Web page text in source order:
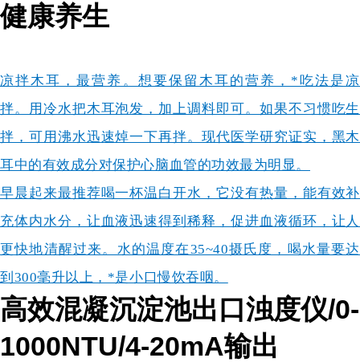
健康养生
凉拌木耳，最营养。想要保留木耳的营养，*吃法是凉
拌。用冷水把木耳泡发，加上调料即可。如果不习惯吃生
拌，可用沸水迅速焯一下再拌。现代医学研究证实，黑木
耳中的有效成分对保护心脑血管的功效最为明显。
早晨起来最推荐喝一杯温白开水，它没有热量，能有效补
充体内水分，让血液迅速得到稀释，促进血液循环，让人
更快地清醒过来。水的温度在35~40摄氏度，喝水量要达
到300毫升以上，*是小口慢饮吞咽。
高效混凝沉淀池出口浊度仪/0-
1000NTU/4-20mA输出